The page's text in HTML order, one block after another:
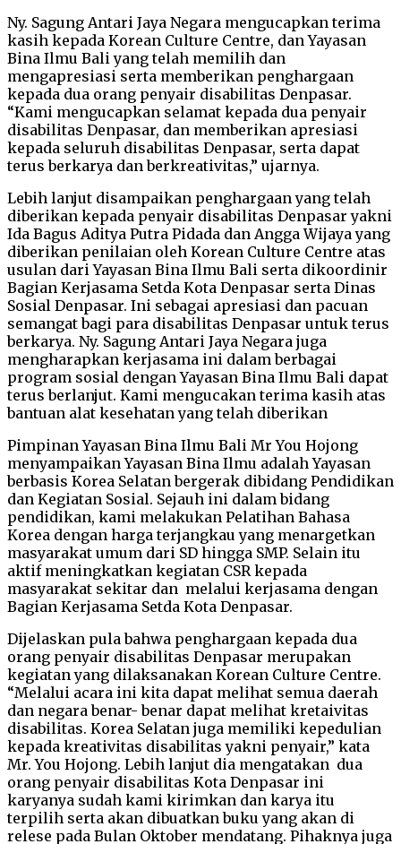
Ny. Sagung Antari Jaya Negara mengucapkan terima
kasih kepada Korean Culture Centre, dan Yayasan
Bina Ilmu Bali yang telah memilih dan
mengapresiasi serta memberikan penghargaan
kepada dua orang penyair disabilitas Denpasar.
“Kami mengucapkan selamat kepada dua penyair
disabilitas Denpasar, dan memberikan apresiasi
kepada seluruh disabilitas Denpasar, serta dapat
terus berkarya dan berkreativitas,” ujarnya.
Lebih lanjut disampaikan penghargaan yang telah
diberikan kepada penyair disabilitas Denpasar yakni
Ida Bagus Aditya Putra Pidada dan Angga Wijaya yang
diberikan penilaian oleh Korean Culture Centre atas
usulan dari Yayasan Bina Ilmu Bali serta dikoordinir
Bagian Kerjasama Setda Kota Denpasar serta Dinas
Sosial Denpasar. Ini sebagai apresiasi dan pacuan
semangat bagi para disabilitas Denpasar untuk terus
berkarya. Ny. Sagung Antari Jaya Negara juga
mengharapkan kerjasama ini dalam berbagai
program sosial dengan Yayasan Bina Ilmu Bali dapat
terus berlanjut. Kami mengucakan terima kasih atas
bantuan alat kesehatan yang telah diberikan
Pimpinan Yayasan Bina Ilmu Bali Mr You Hojong
menyampaikan Yayasan Bina Ilmu adalah Yayasan
berbasis Korea Selatan bergerak dibidang Pendidikan
dan Kegiatan Sosial. Sejauh ini dalam bidang
pendidikan, kami melakukan Pelatihan Bahasa
Korea dengan harga terjangkau yang menargetkan
masyarakat umum dari SD hingga SMP. Selain itu
aktif meningkatkan kegiatan CSR kepada
masyarakat sekitar dan melalui kerjasama dengan
Bagian Kerjasama Setda Kota Denpasar.
Dijelaskan pula bahwa penghargaan kepada dua
orang penyair disabilitas Denpasar merupakan
kegiatan yang dilaksanakan Korean Culture Centre.
“Melalui acara ini kita dapat melihat semua daerah
dan negara benar- benar dapat melihat kretaivitas
disabilitas. Korea Selatan juga memiliki kepedulian
kepada kreativitas disabilitas yakni penyair,” kata
Mr. You Hojong. Lebih lanjut dia mengatakan dua
orang penyair disabilitas Kota Denpasar ini
karyanya sudah kami kirimkan dan karya itu
terpilih serta akan dibuatkan buku yang akan di
relese pada Bulan Oktober mendatang. Pihaknya juga